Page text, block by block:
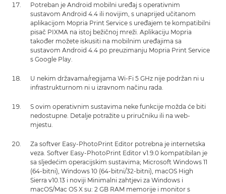
Potreban je Android mobilni uređaj s operativnim
sustavom Android 4.4 ili novijim, s unaprijed učitanom
aplikacijom Mopria Print Service s uređajem te kompatibilni
pisač PIXMA na istoj bežičnoj mreži. Aplikaciju Mopria
također možete iskusiti na mobilnim uređajima sa
sustavom Android 4.4 po preuzimanju Mopria Print Service
s Google Play.
U nekim državama/regijama Wi-Fi 5 GHz nije podržan ni u
infrastrukturnom ni u izravnom načinu rada.
S ovim operativnim sustavima neke funkcije možda će biti
nedostupne. Detalje potražite u priručniku ili na web-
mjestu.
Za softver Easy-PhotoPrint Editor potrebna je internetska
veza. Softver Easy-PhotoPrint Editor v1.9.0 kompatibilan je
sa sljedećim operacijskim sustavima; Microsoft Windows 11
(64-bitni), Windows 10 (64-bitni/32-bitni), macOS High
Sierra v10.13 i noviji Minimalni zahtjevi za Windows i
macOS/Mac OS X su: 2 GB RAM memorije i monitor s